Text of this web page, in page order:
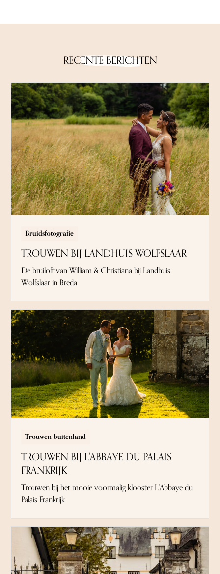
RECENTE BERICHTEN
Bruidsfotografie
TROUWEN BIJ LANDHUIS WOLFSLAAR
De bruiloft van William & Christiana bij Landhuis
Wolfslaar in Breda
Trouwen buitenland
TROUWEN BIJ L'ABBAYE DU PALAIS
FRANKRIJK
Trouwen bij het mooie voormalig klooster L'Abbaye du
Palais Frankrijk